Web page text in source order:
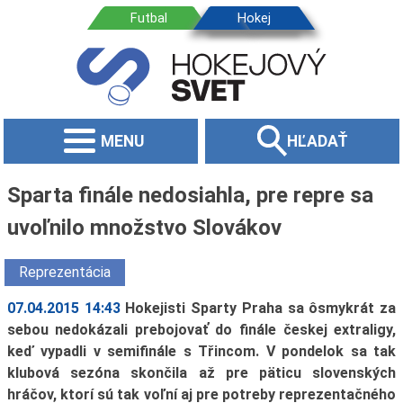
MENU HĽADAŤ
Sparta finále nedosiahla, pre repre sa
uvoľnilo množstvo Slovákov
Reprezentácia
07.04.2015 14:43 Hokejisti Sparty Praha sa ôsmykrát za
sebou nedokázali prebojovať do finále českej extraligy,
keď vypadli v semifinále s Třincom. V pondelok sa tak
klubová sezóna skončila až pre päticu slovenských
hráčov, ktorí sú tak voľní aj pre potreby reprezentačného